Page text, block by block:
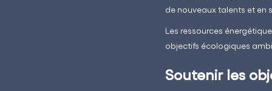
de nouveaux talents et en
Les ressources
objectifs écologiques
Soutenir les